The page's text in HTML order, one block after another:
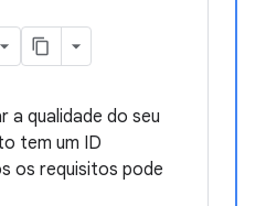
a qualidade do seu
tem um ID
os requisitos pode